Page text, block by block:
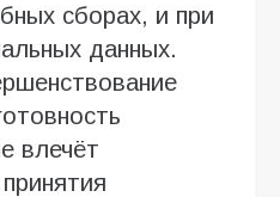
сборах, и при
данных.
влечёт